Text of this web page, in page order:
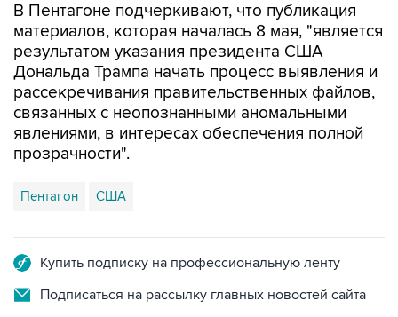
В Пентагоне подчеркивают, что публикация
материалов, которая началась 8 мая, "является
результатом указания президента США
Дональда Трампа начать процесс выявления и
рассекречивания правительственных файлов,
связанных с неопознанными аномальными
явлениями, в интересах обеспечения полной
прозрачности".
Пентагон США
Купить подписку на профессиональную ленту
Подписаться на рассылку главных новостей сайта